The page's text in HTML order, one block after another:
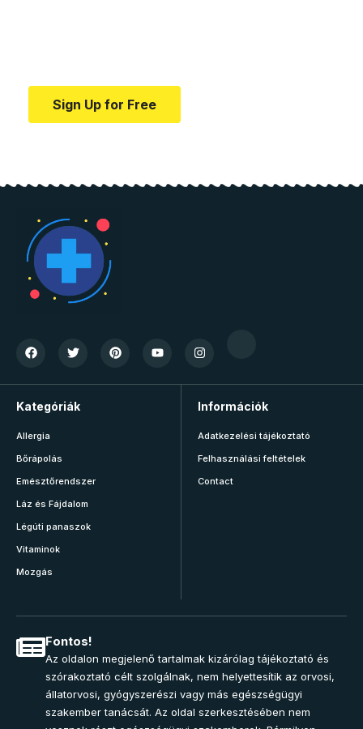
Sign Up for Free
Kategóriák
Allergia
Bőrápolás
Emésztőrendszer
Láz és Fájdalom
Légúti panaszok
Vitaminok
Mozgás
Információk
Adatkezelési tájékoztató
Felhasználási feltételek
Contact
Fontos!
Az oldalon megjelenő tartalmak kizárólag tájékoztató és
szórakoztató célt szolgálnak, nem helyettesítik az orvosi,
állatorvosi, gyógyszerészi vagy más egészségügyi
szakember tanácsát. Az oldal szerkesztésében nem